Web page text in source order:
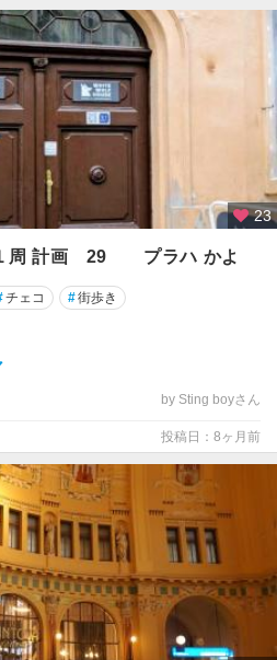
23
周 計画 29 プラハ かよ
チェコ #街歩き
by Sting boyさん
投稿日：8ヶ月前